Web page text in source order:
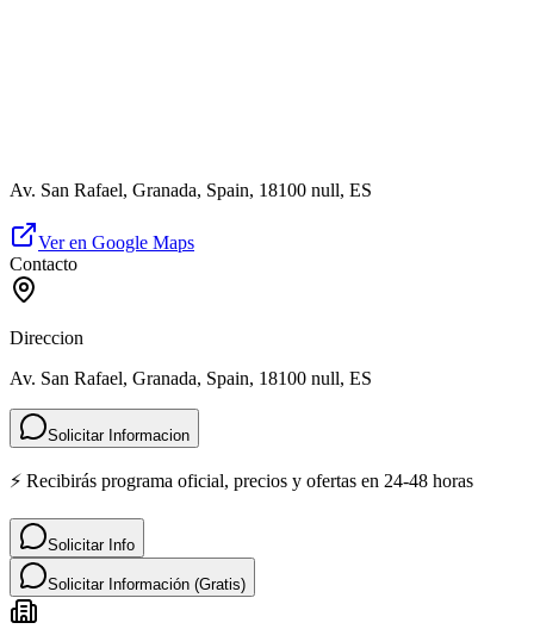
Av. San Rafael, Granada, Spain, 18100 null, ES
Ver en Google Maps
Contacto
Direccion
Av. San Rafael, Granada, Spain, 18100 null, ES
Solicitar Informacion
⚡ Recibirás programa oficial, precios y ofertas en 24-48 horas
Solicitar Info
Solicitar Información (Gratis)